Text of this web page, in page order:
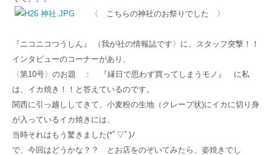
〈 こちらの神社のお祭りでした 〉
『ニコニコつうしん』 （我が社の情報誌です〉に、スタッフ突撃！！
インタビューのコーナーがあり、
〈第10号〉のお題 ： 『縁日で思わず買ってしまうモノ』 に私
は、イカ焼き！！と答えているのです。
関西に引っ越ししてきて、小麦粉の生地（クレープ状)にイカに切り身
が入っているイカ焼きには、
当時それはもう驚きました(*ﾟ▽ﾟ)ﾉ
で、今回はどうかな？？ とお店をのぞいてみたら、姿焼きでし